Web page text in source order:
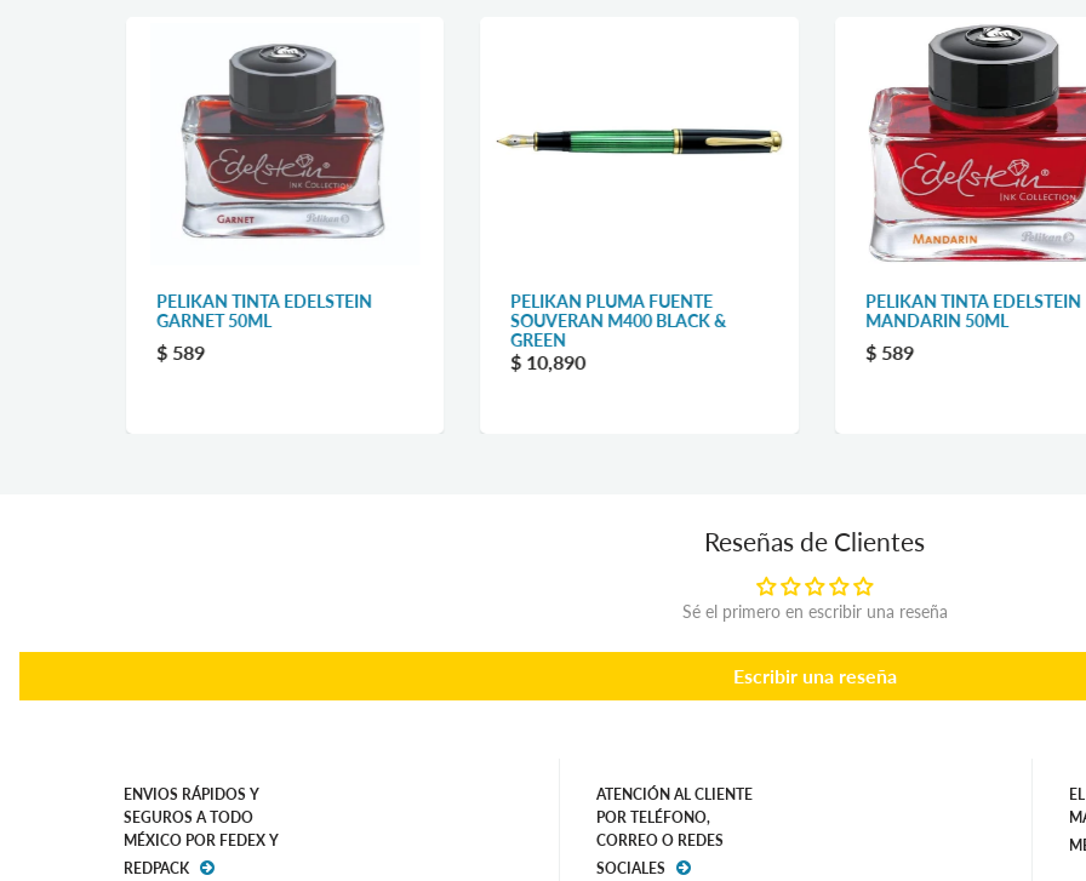
PELIKAN TINTA EDELSTEIN
GARNET 50ML
$ 589
PELIKAN PLUMA FUENTE
SOUVERAN M400 BLACK &
GREEN
$ 10,890
PELIKAN TINTA EDELSTEIN
MANDARIN 50ML
$ 589
Reseñas de Clientes
Sé el primero en escribir una reseña
Escribir una reseña
ENVIOS RÁPIDOS Y
SEGUROS A TODO
MÉXICO POR FEDEX Y
REDPACK
ATENCIÓN AL CLIENTE
POR TELÉFONO,
CORREO O REDES
SOCIALES